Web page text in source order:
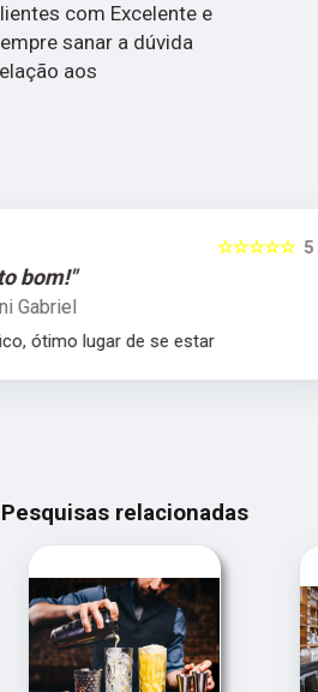
com Excelente e
sanar a dúvida
aos
5
☆☆☆☆☆
bom!"
Gabriel
ótimo lugar de se estar
Pesquisas relacionadas